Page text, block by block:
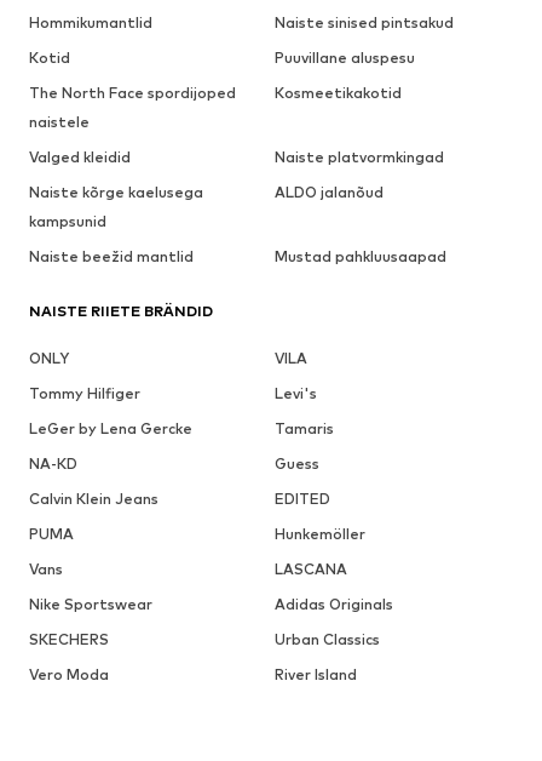
Hommikumantlid
Naiste sinised pintsakud
Kotid
Puuvillane aluspesu
The North Face spordijoped
naistele
Kosmeetikakotid
Valged kleidid
Naiste platvormkingad
Naiste kõrge kaelusega
kampsunid
ALDO jalanõud
Naiste beežid mantlid Mustad pahkluusaapad
NAISTE RIIETE BRÄNDID
ONLY
VILA
Tommy Hilfiger
Levi's
LeGer by Lena Gercke
Tamaris
NA-KD
Guess
Calvin Klein Jeans
EDITED
PUMA
Hunkemöller
Vans
LASCANA
Nike Sportswear
Adidas Originals
SKECHERS
Urban Classics
Vero Moda
River Island